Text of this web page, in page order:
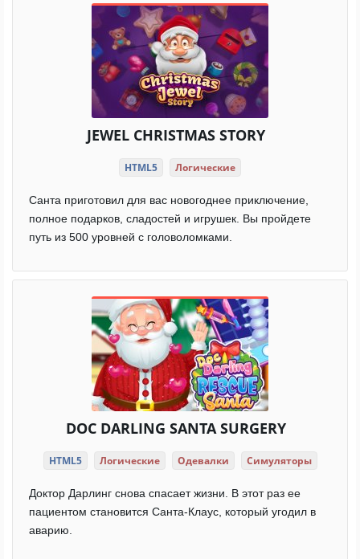
JEWEL CHRISTMAS STORY
HTML5 Логические
Санта приготовил для вас новогоднее приключение,
полное подарков, сладостей и игрушек. Вы пройдете
путь из 500 уровней с головоломками.
DOC DARLING SANTA SURGERY
HTML5 Логические Одевалки Симуляторы
Доктор Дарлинг снова спасает жизни. В этот раз ее
пациентом становится Санта-Клаус, который угодил в
аварию.